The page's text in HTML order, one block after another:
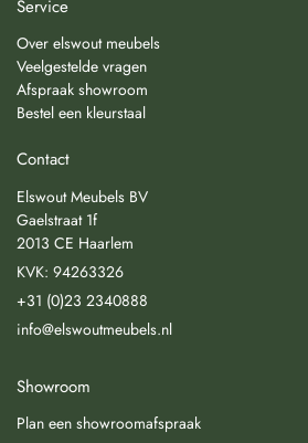
Service
Over elswout meubels
Veelgestelde vragen
Afspraak showroom
Bestel een kleurstaal
Contact
Elswout Meubels BV
Gaelstraat 1f
2013 CE Haarlem
KVK: 94263326
+31 (0)23 2340888
info@elswoutmeubels.nl
Showroom
Plan een showroomafspraak